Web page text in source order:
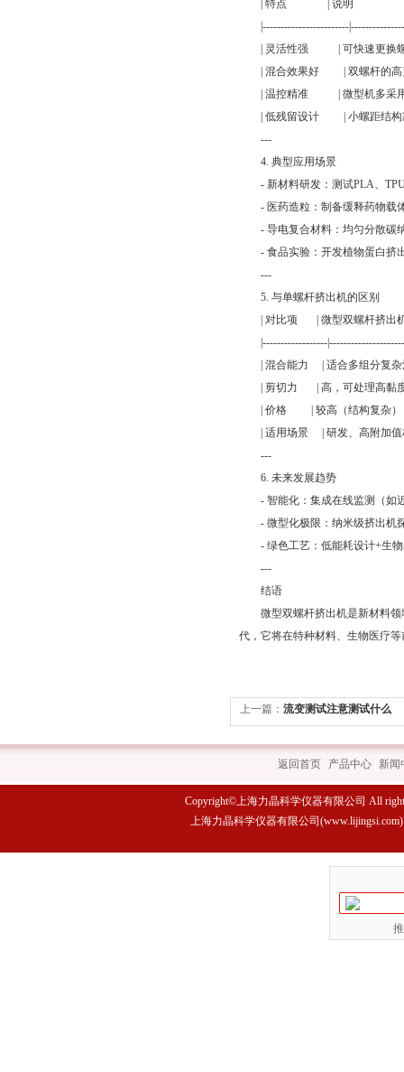
| 特点 |
|------------------------
| 灵活性强 | 可快速更换螺
| 混合效果好 | 双螺杆的高
| 温控精准 | 微型机多采用分
| 低残留设计 | 小螺距结构
---
4. 典型应用场景
- 新材料研发：测试PLA、
- 医药造粒：制备缓释药物载
- 导电复合材料：均匀分散碳
- 食品实验：开发植物蛋白挤
---
5. 与单螺杆挤出机的区别
| 对比项 | 微型双螺杆
|------------------
| 混合能力 | 适合多组分
| 剪切力 | 高，可处理
| 价格 | 较高（
| 适用场景 | 研发、高
---
6. 未来发展趋势
- 智能化：集成在线监测（如
- 微型化极限：纳米级挤出机
- 绿色工艺：低能耗设计+生物
---
结语
微型双螺杆挤出机是新材料领
代，它将在特种材料、生物医疗
上一篇： 流变测试注意测试什么
返回首页 产品中心 新闻
Copyright©上海力晶科学仪器有限公司 All
上海力晶科学仪器有限公司